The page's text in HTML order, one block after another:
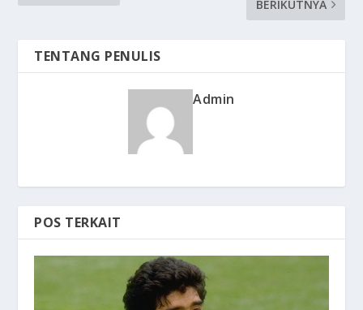
BERIKUTNYA
TENTANG PENULIS
Admin
POS TERKAIT